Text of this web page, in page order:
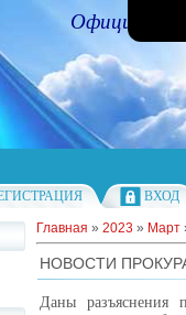
ВХОД
Главная » 2023 » Март
НОВОСТИ
Даны разъяснения